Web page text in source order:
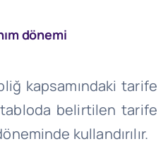
dönemi
kapsamındaki tarife
tabloda belirtilen tarife
kullandırılır.